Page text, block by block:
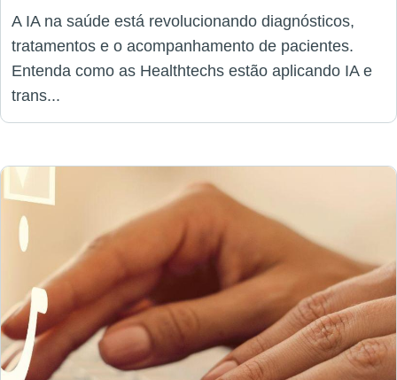
A IA na saúde está revolucionando diagnósticos,
tratamentos e o acompanhamento de pacientes.
Entenda como as Healthtechs estão aplicando IA e
trans...